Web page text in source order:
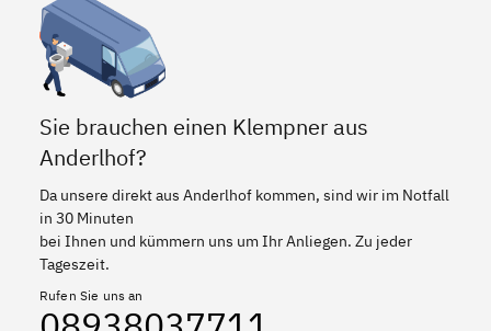
Sie brauchen einen Klempner aus
Anderlhof?
Da unsere direkt aus Anderlhof kommen, sind wir im Notfall
in 30 Minuten
bei Ihnen und kümmern uns um Ihr Anliegen. Zu jeder
Tageszeit.
Rufen Sie uns an